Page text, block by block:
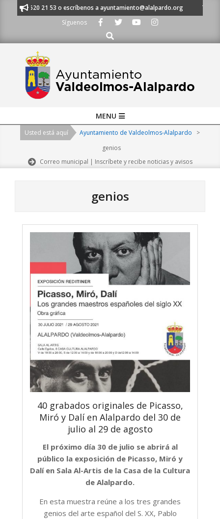
al 91 620 21 53 o escríbenos a ayuntamiento@alalpardo.org
TE
Síguenos
Buscar
Navigation
MENU
Usted está aquí Ayuntamiento de Valdeolmos-Alalpardo
>
genios
Correo municipal | Inscríbete y recibe noticias y avisos
genios
40 grabados originales de Picasso,
Miró y Dalí en Alalpardo del 30 de
julio al 29 de agosto
El próximo día 30 de julio se abrirá al
público la exposición de Picasso, Miró y
Dalí en Sala Al-Artis de la Casa de la Cultura
de Alalpardo.
En esta muestra reúne a los tres grandes
genios del arte español del S. XX, Pablo